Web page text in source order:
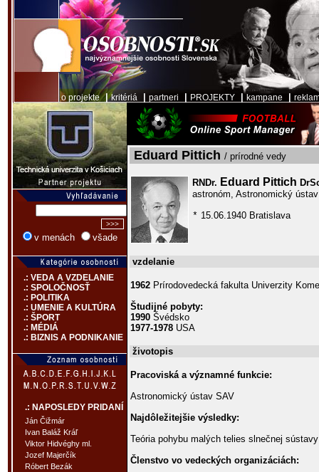
o projekte|kritériá partneri PROJEKTY kampane
v menách všade
.: VEDA A VZDELANIE
.: SPOLOČNOSŤ
.: POLITIKA
.: UMENIE A KULTÚRA
.: ŠPORT
.: MÉDIÁ
.: BIZNIS A PODNIKANIE
.: NAPOSLEDY PRIDANÍ
Ján Čižmár
Ivan Baláž Kráľ
Viktor Hidvéghy ml.
Jozef Majerčík
Róbert Bezák
Eduard Pittich / prírodné vedy
RNDr. Eduard Pittich
astronóm, Astronomický
* 15.06.1940 Bratislava
vzdelanie
1962 Prírodovedecká fakulta Univerzity
Študijné pobyty:
1990 Švédsko
1977-1978 USA
životopis
Pracoviská a významné funkcie:
Astronomický ústav SAV
Najdôležitejšie výsledky:
Teória pohybu malých telies slnečnej
Členstvo vo vedeckých organizáciách: